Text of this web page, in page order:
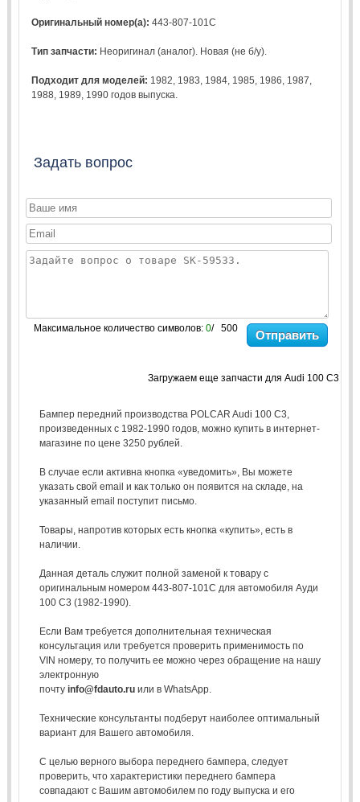
Оригинальный номер(а):443-807-101C
Тип запчасти: Неоригинал (аналог). Новая (не б/у).
Подходит для моделей: 1982 1983 1984 1985 1986 1987
1988 1989 1990 годов выпуска.
Задать вопрос
Максимальное количество символов: 0/ 500 Отправить
Загружаем еще запчасти для Audi 100 C3
Бампер передний производства POLCAR Audi 100 C3,
произведенных с 1982-1990 годов, можно купить в интернет-
магазине по цене 3250 рублей.
В случае если активна кнопка «уведомить», Вы можете
указать свой email и как только он появится на складе, на
указанный email поступит письмо.
Товары, напротив которых есть кнопка «купить», есть в
наличии.
Данная деталь служит полной заменой к товару с
оригинальным номером 443-807-101C для автомобиля Ауди
100 С3 (1982-1990).
Если Вам требуется дополнительная техническая
консультация или требуется проверить применимость по
VIN номеру, то получить ее можно через обращение на нашу
электронную
почту info@fdauto.ruили в WhatsApp.
Технические консультанты подберут наиболее оптимальный
вариант для Вашего автомобиля.
С целью верного выбора переднего бампера, следует
проверить, что характеристики переднего бампера
совпадают с Вашим автомобилем по году выпуска и его